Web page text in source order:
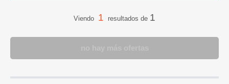
Viendo 1 resultados de 1